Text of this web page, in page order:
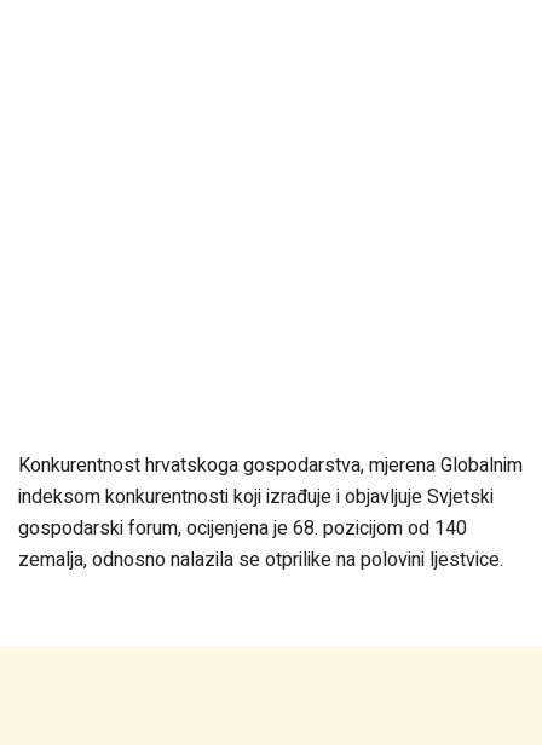
Konkurentnost hrvatskoga gospodarstva, mjerena Globalnim
indeksom konkurentnosti koji izrađuje i objavljuje Svjetski
gospodarski forum, ocijenjena je 68. pozicijom od 140
zemalja, odnosno nalazila se otprilike na polovini ljestvice.